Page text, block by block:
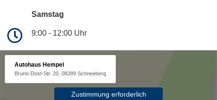
Samstag
9:00 - 12:00 Uhr
Autohaus Hempel
Bruno-Dost-Str. 20, 08289 Schneeberg
Zustimmung erforderlich